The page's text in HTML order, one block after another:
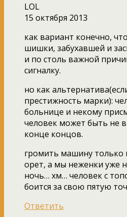
LOL
15 октября 2013
как вариант конечно,
шишки, забухавшей и
и по столь важной
сигналку.
но как
престижность марки):
больнице и некому
человек может быть не
конце концов.
громить машину только
орет, а мы неженки уже
ночь… хм… человек с
боится за свою пятую
Ответить